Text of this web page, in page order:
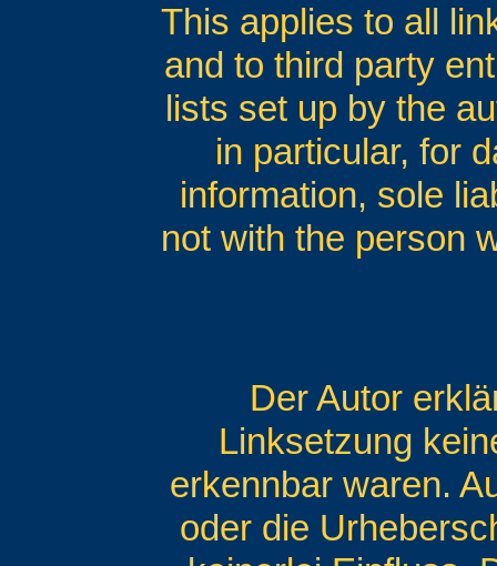
This applies to all
and to third party
lists set up by the
in particular, for
information, sole
not with the person
Der Autor
Linksetzung
erkennbar waren.
oder die